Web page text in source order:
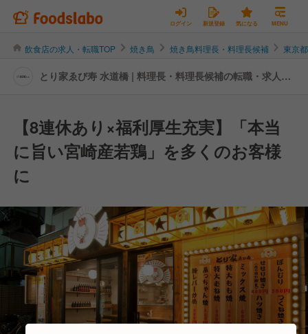
ログイン 新規登録 気になる MENU
飲食店の求人・転職TOP 焼き鳥 焼き鳥料理長・料理長候補 東京
とり家ゑび寿 水道橋 | 料理長・料理長候補の転職・求人情
【8連休あり×福利厚生充実】「本当
に旨い宮崎産若鶏」を多くのお客様
に